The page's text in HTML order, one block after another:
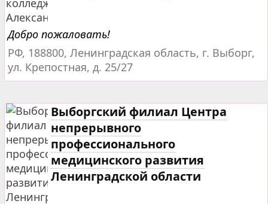
Добро пожаловать!
РФ, 188800, Ленинградская область, г. Выборг,
ул. Крепостная, д. 25/27
Выборгский филиал Центра
непрерывного
профессионального
медицинского развития
Ленинградской области